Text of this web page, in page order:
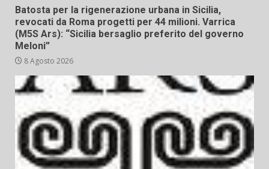
Batosta per la rigenerazione urbana in Sicilia,
revocati da Roma progetti per 44 milioni. Varrica
(M5S Ars): “Sicilia bersaglio preferito del governo
Meloni”
8 Agosto 2026